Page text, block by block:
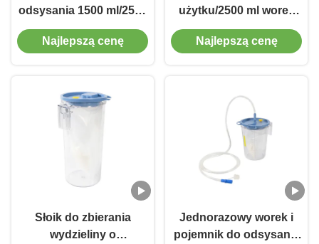
odsysania 1500 ml/2500
ml i kanister medyczny
z PVC
Najlepszą cenę
użytku/2500 ml worek
do ssania i pojemnik z
PVC
Najlepszą cenę
Słoik do zbierania
wydzieliny o
Jednorazowy worek i
pojemnik do odsysania